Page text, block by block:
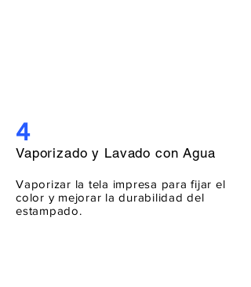
4
​Vaporizado y Lavado con Agua
Vaporizar la tela impresa para fijar el
color y mejorar la durabilidad del
estampado.